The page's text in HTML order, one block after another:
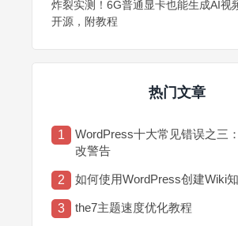
炸裂实测！6G普通显卡也能生成AI视
开源，附教程
热门文章
1
WordPress十大常见错误之三
改警告
2 如何使用WordPress创建Wiki
3 the7主题速度优化教程